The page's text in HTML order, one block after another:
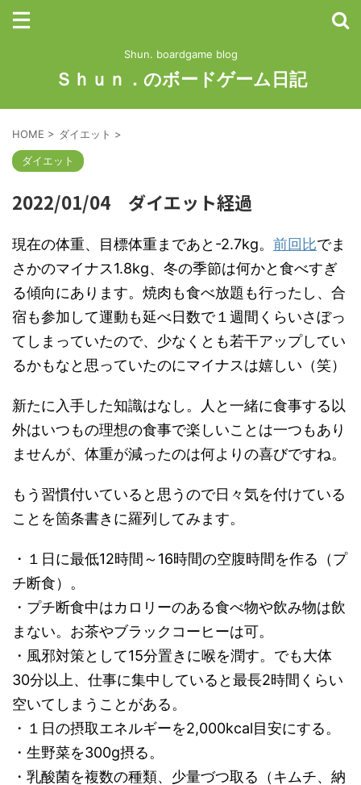
Shun. boardgame blog
Ｓｈｕｎ．のボードゲーム日記
HOME > ダイエット >
ダイエット
2022/01/04 ダイエット経過
現在の体重、目標体重まであと-2.7kg。 前回比でま
さかのマイナス1.8kg、冬の季節は何かと食べすぎ
る傾向にあります。焼肉も食べ放題も行ったし、合
宿も参加して運動も延べ日数で１週間くらいさぼっ
てしまっていたので、少なくとも若干アップしてい
るかもなと思っていたのにマイナスは嬉しい（笑）
新たに入手した知識はなし。人と一緒に食事する以
外はいつもの理想の食事で楽しいことは一つもあり
ませんが、体重が減ったのは何よりの喜びですね。
もう習慣付いていると思うので日々気を付けている
ことを箇条書きに羅列してみます。
・１日に最低12時間～16時間の空腹時間を作る（プ
チ断食）。
・プチ断食中はカロリーのある食べ物や飲み物は飲
まない。お茶やブラックコーヒーは可。
・風邪対策として15分置きに喉を潤す。でも大体
30分以上、仕事に集中していると最長2時間くらい
空いてしまうことがある。
・１日の摂取エネルギーを2,000kcal目安にする。
・生野菜を300g摂る。
・乳酸菌を複数の種類、少量づつ取る（キムチ、納